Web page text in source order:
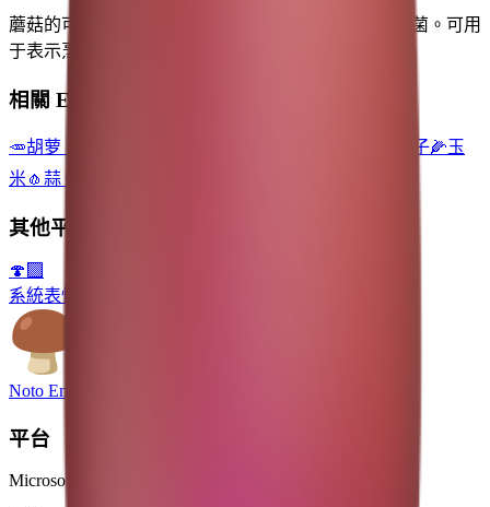
蘑菇的可食用真菌，描绘为带有棕色菌盖和菌柄的毒菌。可用
于表示烹饪用蘑菇，如褐菇、香菇或波多贝罗菇。
相關 Emoji
🥕胡萝卜 茄子🌽玉
米 🧄 蒜
其他平台
🍄‍🟫
系統表情符號
Noto Emoji
平台
Microsoft 3D Fluent Emoji